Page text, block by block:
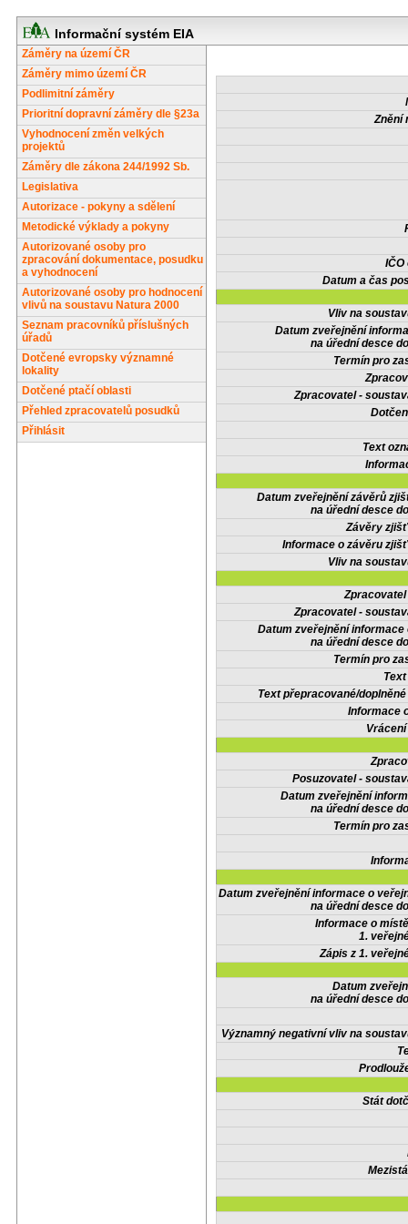
Informační systém EIA
Záměry na území ČR
Záměry mimo území ČR
Podlimitní záměry
Prioritní dopravní záměry dle §23a
Vyhodnocení změn velkých
projektů
Záměry dle zákona 244/1992 Sb.
Legislativa
Autorizace - pokyny a sdělení
Metodické výklady a pokyny
Autorizované osoby pro
zpracování dokumentace, posudku
a vyhodnocení
Autorizované osoby pro hodnocení
vlivů na soustavu Natura 2000
Seznam pracovníků příslušných
úřadů
Dotčené evropsky významné
lokality
Dotčené ptačí oblasti
Přehled zpracovatelů posudků
Přihlásit
Znění
IČO
Datum a čas
Vliv na
Datum zveřejnění
na úřední desce
Termín pro
Zpracovatel -
Text
Datum zveřejnění závěrů
na úřední desce
Závěry
Informace o závěru
Vliv na
Zpracovatel -
Datum zveřejnění informace
na úřední desce
Termín pro
Text přepracované/
Informace
Posuzovatel -
Datum zveřejnění
na úřední desce
Termín pro
Datum zveřejnění informace o
na úřední desce
Informace o
1.
Zápis z 1.
Datum
na úřední desce
Významný negativní vliv na
Stát